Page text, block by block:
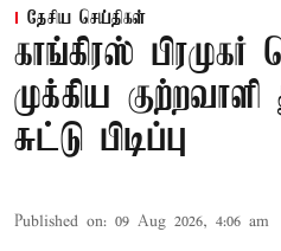
தேசிய செய்திகள்
காங்கிரஸ்
முக்கிய குற்றவாளி
சுட்டு பிடிப்பு
Published on: 09 Aug 2026, 4:06 am